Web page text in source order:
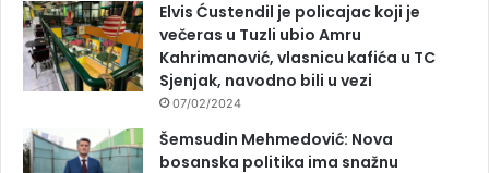
Elvis Ćustendil je policajac koji je
večeras u Tuzli ubio Amru
Kahrimanović, vlasnicu kafića u TC
Sjenjak, navodno bili u vezi
07/02/2024
Šemsudin Mehmedović: Nova
bosanska politika ima snažnu